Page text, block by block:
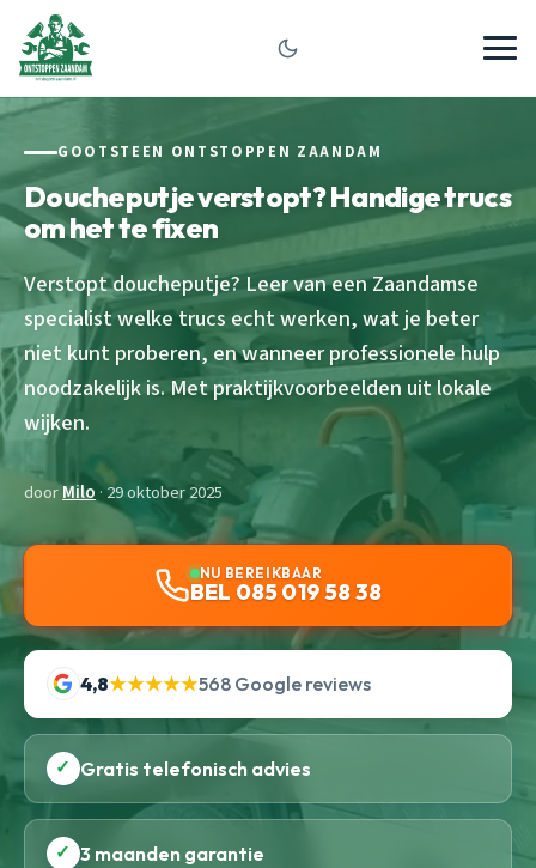
GOOTSTEEN ONTSTOPPEN ZAANDAM
Doucheputje verstopt? Handige trucs
om het te fixen
Verstopt doucheputje? Leer van een Zaandamse
specialist welke trucs echt werken, wat je beter
niet kunt proberen, en wanneer professionele hulp
noodzakelijk is. Met praktijkvoorbeelden uit lokale
wijken.
doorMilo · 29 oktober 2025
NU BEREIKBAAR
BEL 085 019 58 38
4,8★★★★★568 Google reviews
✓ Gratis telefonisch advies
✓ 3 maanden garantie